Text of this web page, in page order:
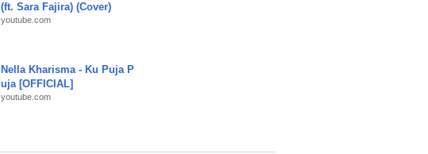
(ft. Sara Fajira) (Cover)
youtube.com
Nella Kharisma - Ku Puja P
uja [OFFICIAL]
youtube.com